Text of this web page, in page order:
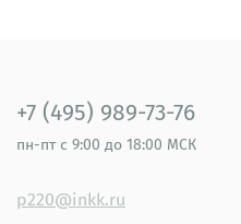
+7 (495) 989-73-76
пн-пт с 9:00 до 18:00 МСК
p220@inkk.ru